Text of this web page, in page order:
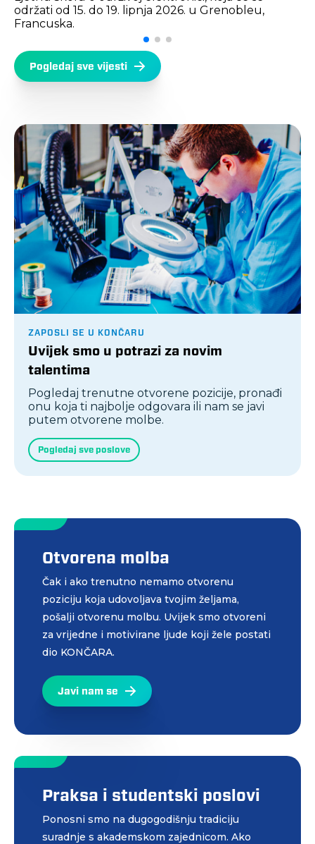
održati od 15. do 19. lipnja 2026. u Grenobleu,
Francuska.
Pogledaj sve vijesti
ZAPOSLI SE U KONČARU
Uvijek smo u potrazi za novim
talentima
Pogledaj trenutne otvorene pozicije, pronađi
onu koja ti najbolje odgovara ili nam se javi
putem otvorene molbe.
Pogledaj sve poslove
Otvorena molba
Čak i ako trenutno nemamo otvorenu
poziciju koja udovoljava tvojim željama,
pošalji otvorenu molbu. Uvijek smo otvoreni
za vrijedne i motivirane ljude koji žele postati
dio KONČARA.
Javi nam se
Praksa i studentski poslovi
Ponosni smo na dugogodišnju tradiciju
suradnje s akademskom zajednicom. Ako